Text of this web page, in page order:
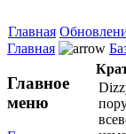
Главная
Главная
Главное
меню